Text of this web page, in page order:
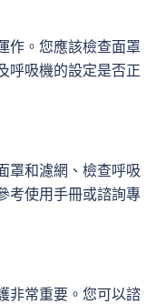
作。您應該檢查面罩
呼吸機的設定是否正
罩和濾網、檢查呼吸
考使用手冊或諮詢專
非常重要。您可以諮